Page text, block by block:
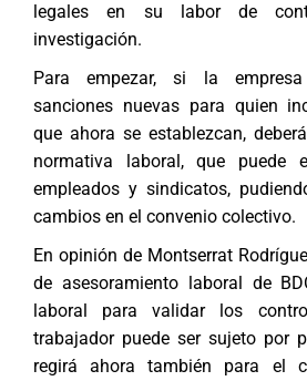
legales en su labor de
investigación.
Para empezar, si la empresa
sanciones nuevas para quien
que ahora se establezcan,
normativa laboral, que puede
empleados y sindicatos,
cambios en el convenio colectivo.
En opinión de Montserrat
de asesoramiento laboral de
laboral para validar los
trabajador puede ser sujeto por
regirá ahora también para el